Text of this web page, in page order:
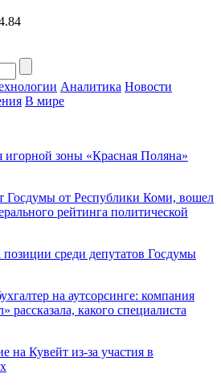
Аналитика Новости
В мире
игорной зоны «Красная Поляна»
Госдумы от Республики Коми, вошел
рейтинга политической
среди депутатов Госдумы
на аутсорсинге: компания
рассказала, какого специалиста
на Кувейт из-за участия в